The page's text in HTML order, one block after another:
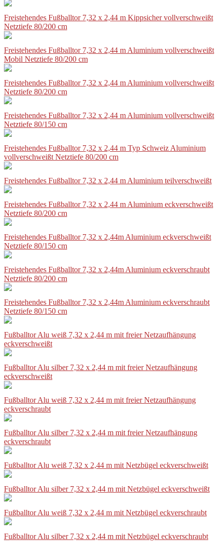
Freistehendes Fußballtor 7,32 x 2,44 m Kippsicher vollverschweißt
Netztiefe 80/200 cm
Freistehendes Fußballtor 7,32 x 2,44 m Aluminium vollverschweißt
Mobil Netztiefe 80/200 cm
Freistehendes Fußballtor 7,32 x 2,44 m Aluminium vollverschweißt
Netztiefe 80/200 cm
Freistehendes Fußballtor 7,32 x 2,44 m Aluminium vollverschweißt
Netztiefe 80/150 cm
Freistehendes Fußballtor 7,32 x 2,44 m Typ Schweiz Aluminium
vollverschweißt Netztiefe 80/200 cm
Freistehendes Fußballtor 7,32 x 2,44 m Aluminium teilverschweißt
Freistehendes Fußballtor 7,32 x 2,44 m Aluminium eckverschweißt
Netztiefe 80/200 cm
Freistehendes Fußballtor 7,32 x 2,44m Aluminium eckverschweißt
Netztiefe 80/150 cm
Freistehendes Fußballtor 7,32 x 2,44m Aluminium eckverschraubt
Netztiefe 80/200 cm
Freistehendes Fußballtor 7,32 x 2,44m Aluminium eckverschraubt
Netztiefe 80/150 cm
Fußballtor Alu weiß 7,32 x 2,44 m mit freier Netzaufhängung
eckverschweißt
Fußballtor Alu silber 7,32 x 2,44 m mit freier Netzaufhängung
eckverschweißt
Fußballtor Alu weiß 7,32 x 2,44 m mit freier Netzaufhängung
eckverschraubt
Fußballtor Alu silber 7,32 x 2,44 m mit freier Netzaufhängung
eckverschraubt
Fußballtor Alu weiß 7,32 x 2,44 m mit Netzbügel eckverschweißt
Fußballtor Alu silber 7,32 x 2,44 m mit Netzbügel eckverschweißt
Fußballtor Alu weiß 7,32 x 2,44 m mit Netzbügel eckverschraubt
Fußballtor Alu silber 7,32 x 2,44 m mit Netzbügel eckverschraubt